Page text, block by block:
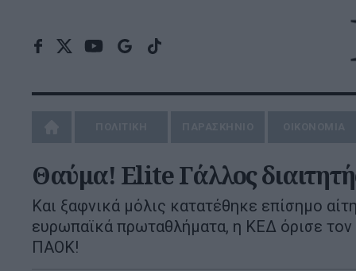
Θαύμα! Elite Γάλλος
Και ξαφνικά μόλις κατατέθηκε επίσημο
ευρωπαϊκά πρωταθλήματα, η ΚΕΔ όρισε
ΠΑΟΚ!